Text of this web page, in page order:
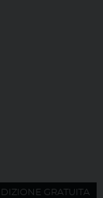
GRATUITA